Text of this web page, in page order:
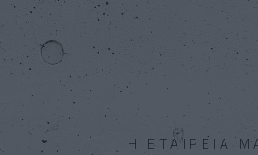
Η ΕΤΑΙΡΕΙΑ